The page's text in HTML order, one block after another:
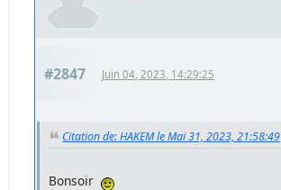
#2847 Juin 04, 2023, 14:29:25
Citation de: HAKEM le Mai 31, 2023, 21:58:49
Bonsoir